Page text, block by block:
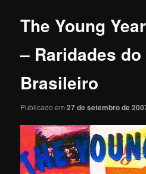
The Young
– Raridades
Brasileiro
Publicado em27 de setembro de